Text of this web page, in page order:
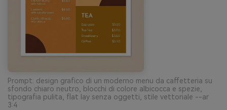
Prompt: design grafico di un moderno menu da caffetteria su
sfondo chiaro neutro, blocchi di colore albicocca e spezie,
tipografia pulita, flat lay senza oggetti, stile vettoriale --ar
3:4